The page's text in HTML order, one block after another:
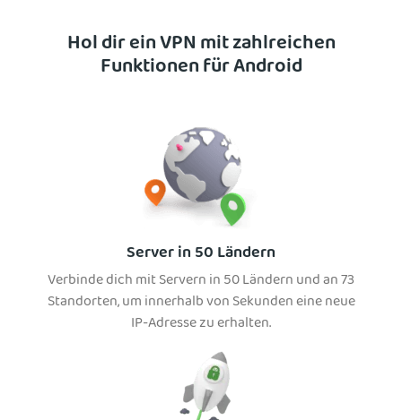
Hol dir ein VPN mit zahlreichen
Funktionen für Android
Server in 50 Ländern
Verbinde dich mit Servern in 50 Ländern und an 73
Standorten, um innerhalb von Sekunden eine neue
IP-Adresse zu erhalten.